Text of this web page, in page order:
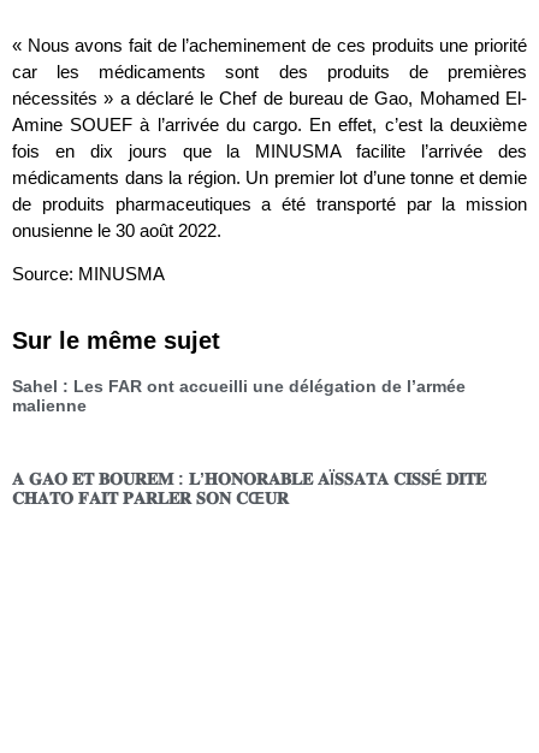
« Nous avons fait de l’acheminement de ces produits une priorité
car les médicaments sont des produits de premières
nécessités » a déclaré le Chef de bureau de Gao, Mohamed El-
Amine SOUEF à l’arrivée du cargo. En effet, c’est la deuxième
fois en dix jours que la MINUSMA facilite l’arrivée des
médicaments dans la région. Un premier lot d’une tonne et demie
de produits pharmaceutiques a été transporté par la mission
onusienne le 30 août 2022.
Source: MINUSMA
Sur le même sujet
Sahel : Les FAR ont accueilli une délégation de l’armée
malienne
𝐀 𝐆𝐀𝐎 𝐄𝐓 𝐁𝐎𝐔𝐑𝐄𝐌 : 𝐋’𝐇𝐎𝐍𝐎𝐑𝐀𝐁𝐋𝐄 𝐀Ï𝐒𝐒𝐀𝐓𝐀 𝐂𝐈𝐒𝐒É 𝐃𝐈𝐓𝐄
𝐂𝐇𝐀𝐓𝐎 𝐅𝐀𝐈𝐓 𝐏𝐀𝐑𝐋𝐄𝐑 𝐒𝐎𝐍 𝐂Œ𝐔𝐑